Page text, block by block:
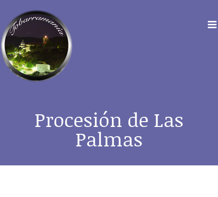
contenido
Procesión de Las
Palmas